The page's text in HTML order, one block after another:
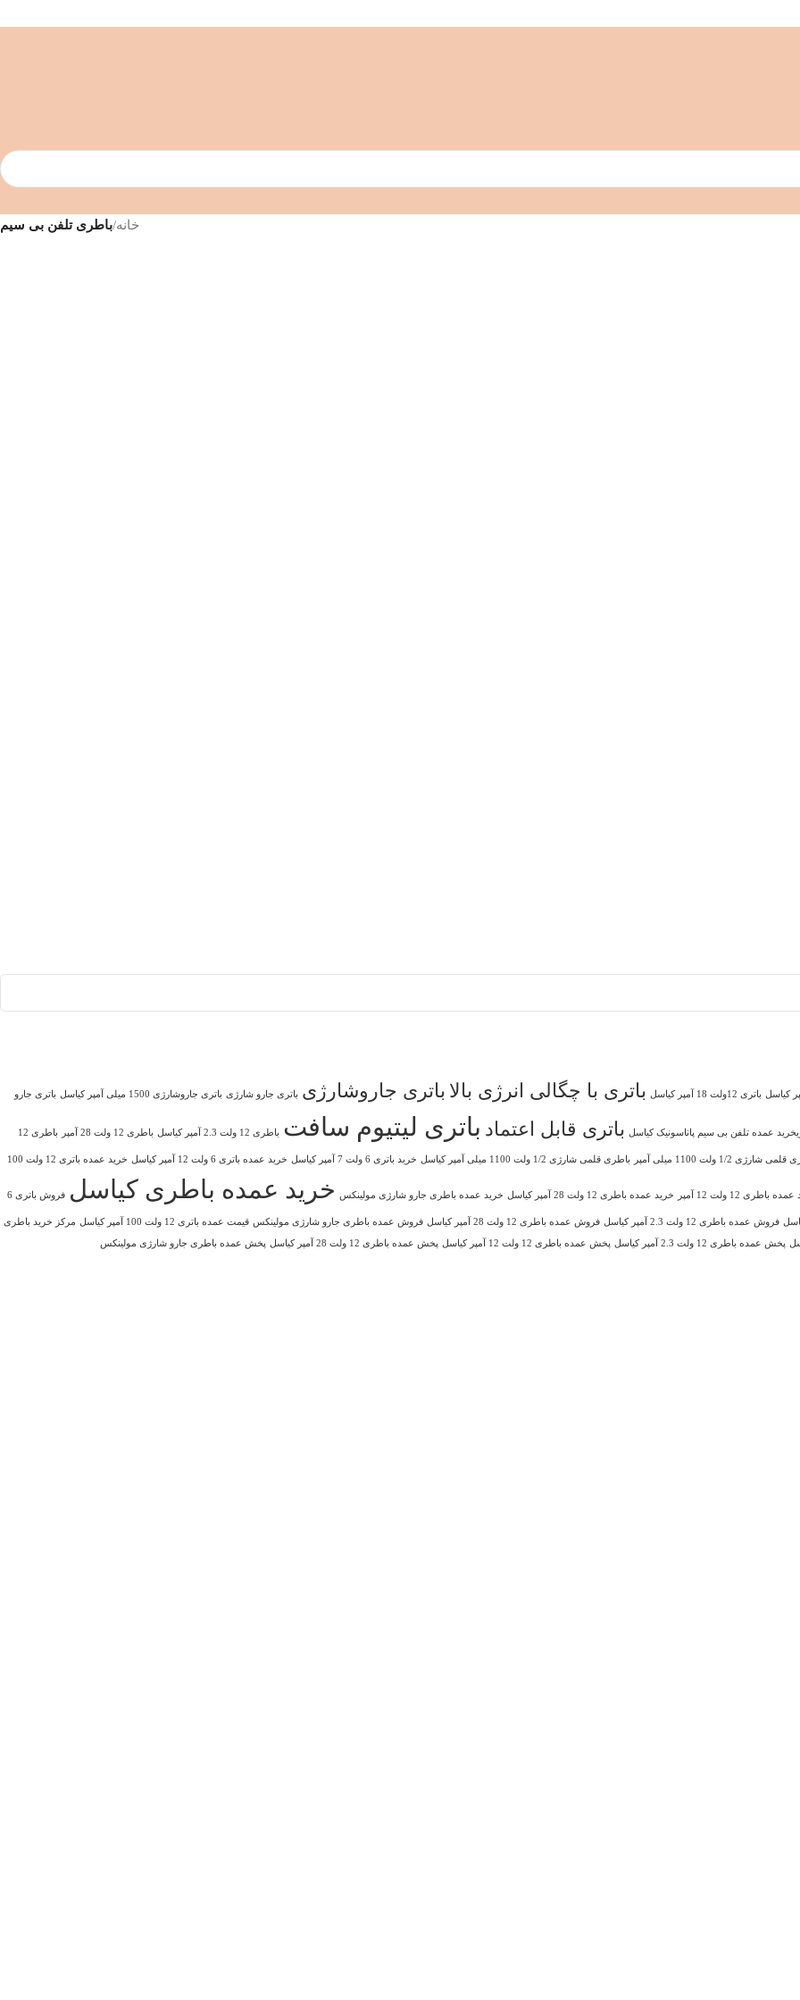
خانه/باطری تلفن بی سیم
باتری 12ولت 18 آمپر کیاسل باتری با چگالی انرژی بالا باتری جاروشارژی باتری جارو شارژی باتری جاروشارژی 1500 میلی آمپر کیاسل باتری جارو
عمده تلفن بی سیم پاناسونیک کیاسل باتری قابل اعتماد باتری لیتیوم سافت باطری 12 ولت 2.3 آمپر کیاسل باطری 12 ولت 28 آمپر باطری 12
شارژی 1/2 ولت 1100 میلی آمپر باطری قلمی شارژی 1/2 ولت 1100 میلی آمپر کیاسل خرید باتری 6 ولت 7 آمپر کیاسل خرید عمده باتری 6 ولت 12 آمپر کیاسل خرید عمده باتری 12 ولت 100
باطری 12 ولت 12 آمپر خرید عمده باطری 12 ولت 28 آمپر کیاسل خرید عمده باطری جارو شارژی مولینکس خرید عمده باطری کیاسل فروش باتری 6
فروش عمده باطری 12 ولت 2.3 آمپر کیاسل فروش عمده باطری 12 ولت 28 آمپر کیاسل فروش عمده باطری جارو شارژی مولینکس قیمت عمده باتری 12 ولت 100 آمپر کیاسل مرکز خرید باطری
پخش عمده باطری 12 ولت 2.3 آمپر کیاسل پخش عمده باطری 12 ولت 12 آمپر کیاسل پخش عمده باطری 12 ولت 28 آمپر کیاسل پخش عمده باطری جارو شارژی مولینکس